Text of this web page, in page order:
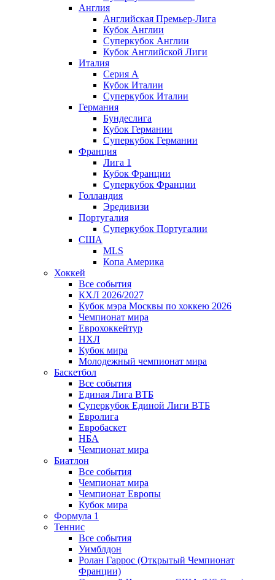
Англия
Английская Премьер-Лига
Кубок Англии
Суперкубок Англии
Кубок Английской Лиги
Италия
Серия А
Кубок Италии
Суперкубок Италии
Германия
Бундеслига
Кубок Германии
Суперкубок Германии
Франция
Лига 1
Кубок Франции
Суперкубок Франции
Голландия
Эредивизи
Португалия
Суперкубок Португалии
США
MLS
Копа Америка
Хоккей
Все события
КХЛ 2026/2027
Кубок мэра Москвы по хоккею 2026
Чемпионат мира
Еврохоккейтур
НХЛ
Кубок мира
Молодежный чемпионат мира
Баскетбол
Все события
Единая Лига ВТБ
Суперкубок Единой Лиги ВТБ
Евролига
Евробаскет
НБА
Чемпионат мира
Биатлон
Все события
Чемпионат мира
Чемпионат Европы
Кубок мира
Формула 1
Теннис
Все события
Уимблдон
Ролан Гаррос (Открытый Чемпионат
Франции)